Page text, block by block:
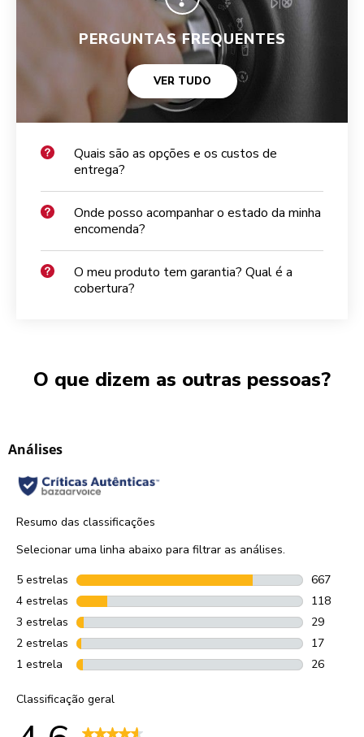
PERGUNTAS FREQUENTES
VER TUDO
Quais são as opções e os custos de
entrega?
Onde posso acompanhar o estado da minha
encomenda?
O meu produto tem garantia? Qual é a
cobertura?
O que dizem as outras pessoas?